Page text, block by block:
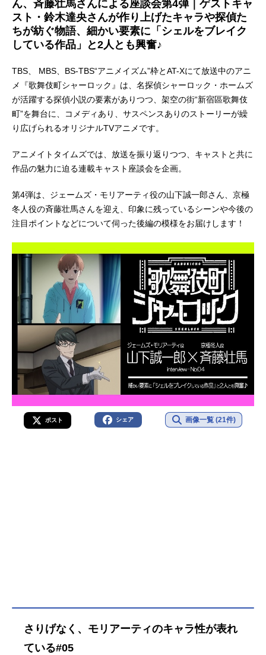
ん、斉藤壮馬さんによる座談会第4弾｜ゲストキャ
スト・鈴木達央さんが作り上げたキャラや探偵た
ちが紡ぐ物語、細かい要素に「シェルをブレイク
している作品」と2人とも興奮♪
TBS、 MBS、BS-TBS“アニメイズム”枠とAT-Xにて放送中のアニ
メ『歌舞伎町シャーロック』は、名探偵シャーロック・ホームズ
が活躍する探偵小説の要素がありつつ、架空の街“新宿區歌舞伎
町”を舞台に、コメディあり、サスペンスありのストーリーが繰
り広げられるオリジナルTVアニメです。
アニメイトタイムズでは、放送を振り返りつつ、キャストと共に
作品の魅力に迫る連載キャスト座談会を企画。
第4弾は、ジェームズ・モリアーティ役の山下誠一郎さん、京極
冬人役の斉藤壮馬さんを迎え、印象に残っているシーンや今後の
注目ポイントなどについて伺った後編の模様をお届けします！
ポスト シェア 画像一覧 (21件)
さりげなく、モリアーティのキャラ性が表れ
ている#05